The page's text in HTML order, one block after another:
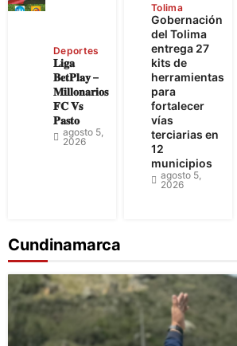
Deportes
𝐋𝐢𝐠𝐚
𝐁𝐞𝐭𝐏𝐥𝐚𝐲 –
𝐌𝐢𝐥𝐥𝐨𝐧𝐚𝐫𝐢𝐨𝐬
𝐅𝐂 𝐕𝐬
𝐏𝐚𝐬𝐭𝐨
agosto 5,
2026
Tolima
Gobernación
del Tolima
entrega 27
kits de
herramientas
para
fortalecer
vías
terciarias en
12
municipios
agosto 5,
2026
Cundinamarca